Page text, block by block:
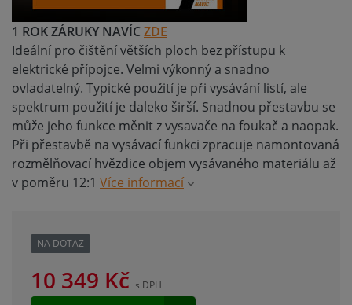
1 ROK ZÁRUKY NAVÍCZDE
Ideální pro čištění větších ploch bez přístupu k
elektrické přípojce. Velmi výkonný a snadno
ovladatelný. Typické použití je při vysávání listí, ale
spektrum použití je daleko širší. Snadnou přestavbu se
může jeho funkce měnit z vysavače na foukač a naopak.
Při přestavbě na vysávací funkci zpracuje namontovaná
rozmělňovací hvězdice objem vysávaného materiálu až
v poměru 12:1 Více informací
NA DOTAZ
10 349 Kč s DPH